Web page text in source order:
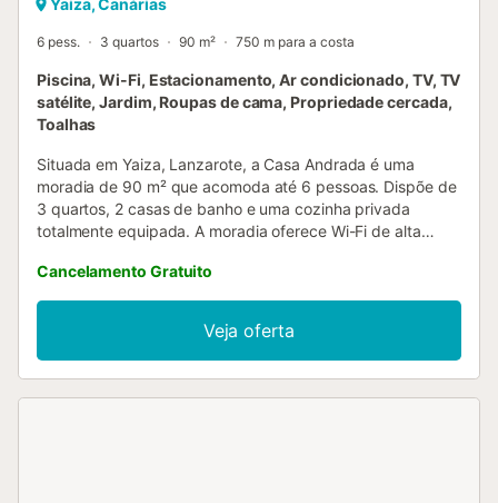
6 pess. 3 quartos 90 m² 750 m para a costa
Piscina, Wi-Fi, Estacionamento, Ar condicionado, TV, TV
satélite, Jardim, Roupas de cama, Propriedade cercada,
Toalhas
Situada em Yaiza, Lanzarote, a Casa Andrada é uma
moradia de 90 m² que acomoda até 6 pessoas. Dispõe de
3 quartos, 2 casas de banho e uma cozinha privada
totalmente equipada. A moradia oferece Wi-Fi de alta
sala com ar quente e frio, aquecimento em todos os
quartos, televisões inteligentes, vídeo a pedido,
ventoinhas, máquina de lavar roupa, máquina de secar e
máquina de café. No exterior, desfrutem do vosso jardim
privado e de um terraço coberto, perfeito para relaxar ao
Cancelamento Gratuito
Veja oferta